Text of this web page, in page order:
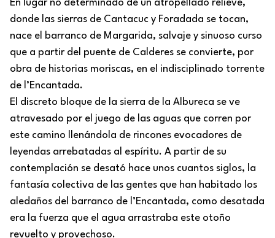
En lugar no determinado de un atropellado relieve,
donde las sierras de Cantacuc y Foradada se tocan,
nace el barranco de Margarida, salvaje y sinuoso curso
que a partir del puente de Calderes se convierte, por
obra de historias moriscas, en el indisciplinado torrente
de l’Encantada.
El discreto bloque de la sierra de la Albureca se ve
atravesado por el juego de las aguas que corren por
este camino llenándola de rincones evocadores de
leyendas arrebatadas al espíritu. A partir de su
contemplación se desató hace unos cuantos siglos, la
fantasía colectiva de las gentes que han habitado los
aledaños del barranco de l’Encantada, como desatada
era la fuerza que el agua arrastraba este otoño
revuelto y provechoso.